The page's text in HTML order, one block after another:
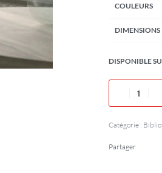
COULEURS
DIMENSIONS
DISPONIBLE
Catégorie :
Partager